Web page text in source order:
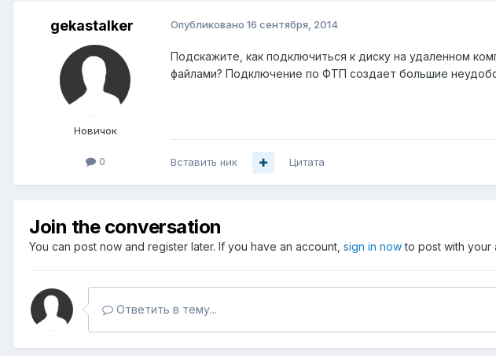
gekastalker
Новичок
0
Опубликовано 16 сентября, 2014
Подскажите, как подключиться к диску на удаленном
файлами? Подключение по ФТП создает большие
Вставить ник Цитата
Join the conversation
You can post now and register later. If you have an account, sign in nowto post with your
Ответить в тему...